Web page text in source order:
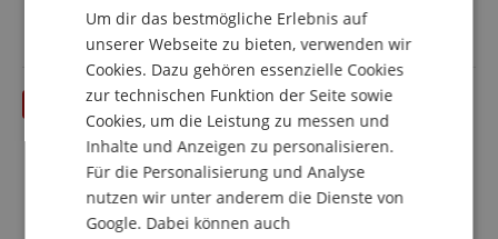
Versandkosten (AT)
FRENCH
SPANISH
Um dir das bestmögliche Erlebnis auf
unserer Webseite zu bieten, verwenden wir
Cookies. Dazu gehören essenzielle Cookies
zur technischen Funktion der Seite sowie
Cookies, um die Leistung zu messen und
Inhalte und Anzeigen zu personalisieren.
Für die Personalisierung und Analyse
nutzen wir unter anderem die Dienste von
Google. Dabei können auch